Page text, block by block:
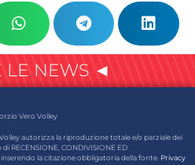
LE NEWS ◄
Vero Volley
autorizza la riproduzione totale e/o parziale dei
RECENSIONE, CONDIVISIONE ED
inserendo la citazione obbligatoria della fonte. Privacy